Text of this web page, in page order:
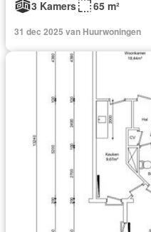
3 Kamers
65 m²
31 dec 2025 van Huurwoningen